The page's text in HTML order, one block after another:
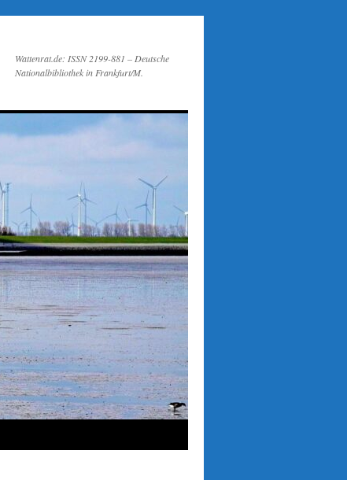
Wattenrat.de: ISSN 2199-881 – Deutsche
Nationalbibliothek in Frankfurt/M.